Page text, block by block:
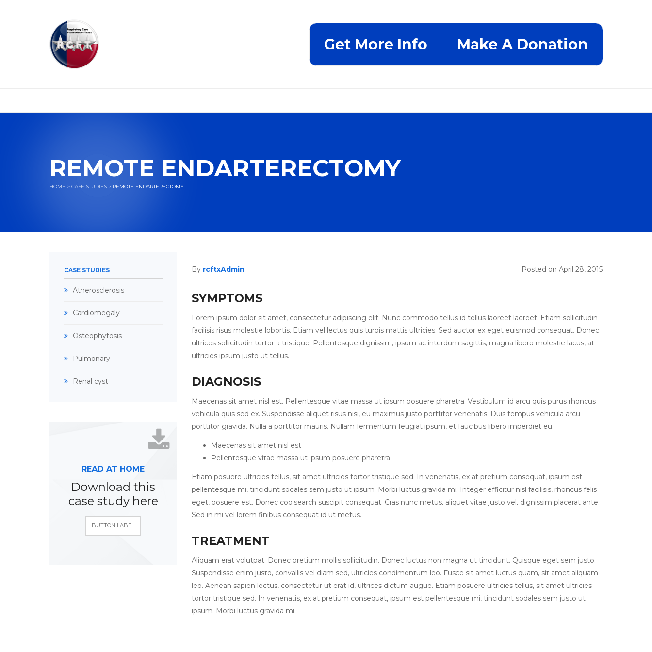
Get More Info Make A Donation
REMOTE ENDARTERECTOMY
HOME > CASE STUDIES > REMOTE ENDARTERECTOMY
By rcftxAdmin Posted on April 28, 2015
SYMPTOMS
Lorem ipsum dolor sit amet, consectetur adipiscing elit. Nunc commodo tellus id tellus laoreet laoreet. Etiam sollicitudin
facilisis risus molestie lobortis. Etiam vel lectus quis turpis mattis ultricies. Sed auctor ex eget euismod consequat. Donec
ultrices sollicitudin tortor a tristique. Pellentesque dignissim, ipsum ac interdum sagittis, magna libero molestie lacus, at
ultricies ipsum justo ut tellus.
DIAGNOSIS
Maecenas sit amet nisl est. Pellentesque vitae massa ut ipsum posuere pharetra. Vestibulum id arcu quis purus rhoncus
vehicula quis sed ex. Suspendisse aliquet risus nisi, eu maximus justo porttitor venenatis. Duis tempus vehicula arcu
porttitor gravida. Nulla a porttitor mauris. Nullam fermentum feugiat ipsum, et faucibus libero imperdiet eu.
Maecenas sit amet nisl est
Pellentesque vitae massa ut ipsum posuere pharetra
Etiam posuere ultricies tellus, sit amet ultricies tortor tristique sed. In venenatis, ex at pretium consequat, ipsum est
pellentesque mi, tincidunt sodales sem justo ut ipsum. Morbi luctus gravida mi. Integer efficitur nisl facilisis, rhoncus felis
eget, posuere est. Donec coolsearch suscipit consequat. Cras nunc metus, aliquet vitae justo vel, dignissim placerat ante.
Sed in mi vel lorem finibus consequat id ut metus.
TREATMENT
Aliquam erat volutpat. Donec pretium mollis sollicitudin. Donec luctus non magna ut tincidunt. Quisque eget sem justo.
Suspendisse enim justo, convallis vel diam sed, ultricies condimentum leo. Fusce sit amet luctus quam, sit amet aliquam
leo. Aenean sapien lectus, consectetur ut erat id, ultrices dictum augue. Etiam posuere ultricies tellus, sit amet ultricies
tortor tristique sed. In venenatis, ex at pretium consequat, ipsum est pellentesque mi, tincidunt sodales sem justo ut
ipsum. Morbi luctus gravida mi.
CASE STUDIES
Atherosclerosis
Cardiomegaly
Osteophytosis
Pulmonary
Renal cyst
READ AT HOME
Download this
case study here
BUTTON LABEL